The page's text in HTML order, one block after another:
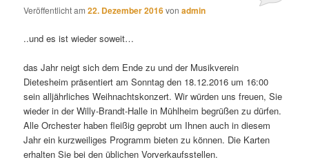
Veröffentlicht am22. Dezember 2016vonadmin
..und es ist wieder soweit…
das Jahr neigt sich dem Ende zu und der Musikverein
Dietesheim präsentiert am Sonntag den 18.12.2016 um 16:00
sein alljährliches Weihnachtskonzert. Wir würden uns freuen, Sie
wieder in der Willy-Brandt-Halle in Mühlheim begrüßen zu dürfen.
Alle Orchester haben fleißig geprobt um Ihnen auch in diesem
Jahr ein kurzweiliges Programm bieten zu können. Die Karten
erhalten Sie bei den üblichen Vorverkaufsstellen.